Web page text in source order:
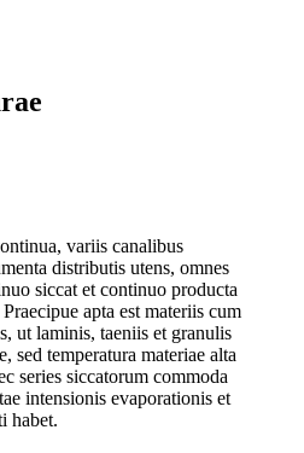
variis canalibus
distributis utens, omnes
siccat et continuo producta
apta est materiis cum
ut laminis, taeniis et granulis
sed temperatura materiae alta
series siccatorum commoda
intensionis evaporationis et
habet.